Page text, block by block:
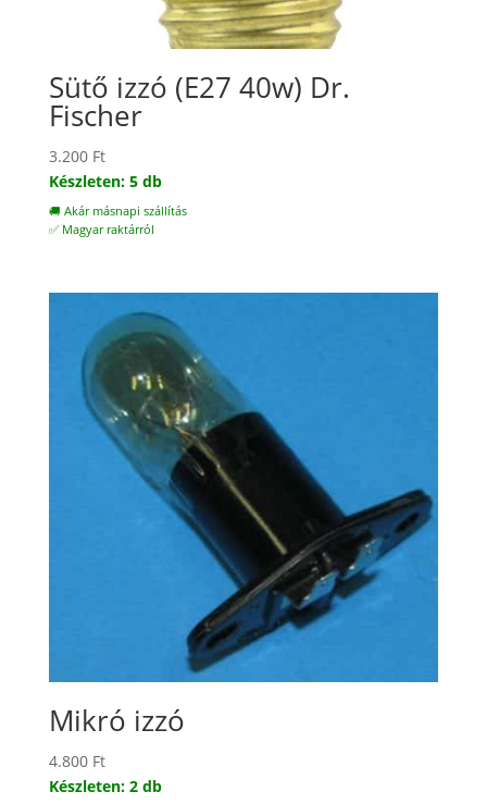
Sütő izzó (E27 40w) Dr.
Fischer
3.200 Ft
Készleten: 5 db
🚚 Akár másnapi szállítás
✅ Magyar raktárról
Mikró izzó
4.800 Ft
Készleten: 2 db